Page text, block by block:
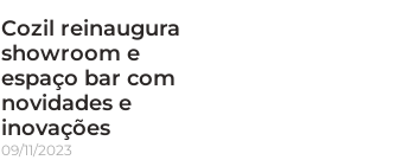
Cozil reinaugura
showroom e
espaço bar com
novidades e
inovações
09/11/2023